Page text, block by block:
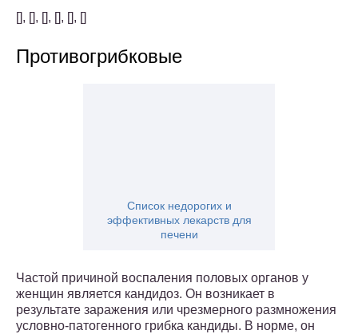
[], [], [], [], [], []
Противогрибковые
Список недорогих и
эффективных лекарств для
печени
Частой причиной воспаления половых органов у
женщин является кандидоз. Он возникает в
результате заражения или чрезмерного размножения
условно-патогенного грибка кандиды. В норме, он